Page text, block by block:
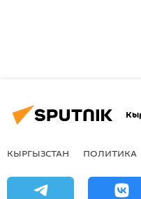
КЫРГЫЗСТАН ПОЛИТИКА